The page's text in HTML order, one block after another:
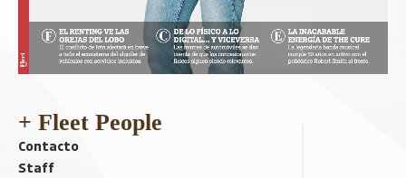
+ Fleet People
Contacto
Staff